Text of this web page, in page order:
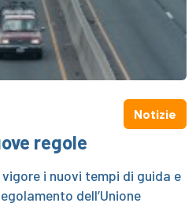
Notizie
regole
vigore i nuovi tempi di guida e
dell’Unione